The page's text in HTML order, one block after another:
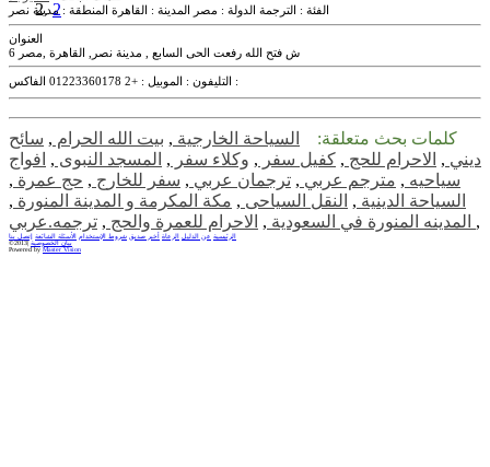
2
الفئة :
الترجمة الدولة : مصر المدينة : القاهرة المنطقة :مدينة نصر
العنوان
6 ش فتح الله رفعت الحى السابع , مدينة نصر, القاهرة ,مصر
التليفون : الموبيل : +2 01223360178 الفاكس :
كلمات بحث متعلقة: السياحة الخارجية , بيت الله الحرام , سائح
ديني , الاحرام للحج , كفيل سفر , وكلاء سفر , المسجد النبوى , افواج
سياحيه , مترجم عربي , ترجمان عربي , سفر للخارج , حج عمرة ,
السياحة الدينية , النقل السياحى , مكة المكرمة و المدينة المنورة ,
المدينه المنورة في السعودية , الاحرام للعمرة والحج , ,
الرئيسية عن الدليل الرعاة أخبر صديق شروط الإستخدام الأسئلة الشائعة إتصل بنا
©2013|بيان الخصوصية
Powered byMaster Vision